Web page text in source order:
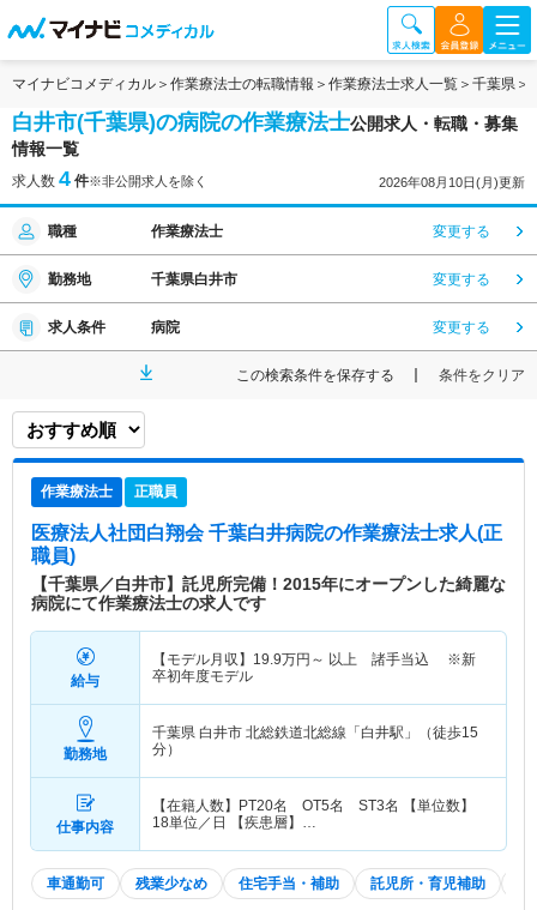
マイナビコメディカル 作業療法士の転職情報 作業療法士求人一覧 千葉県
白井市(千葉県)の病院の作業療法士公開求人・転職・募集
情報一覧
求人数 4 件※非公開求人を除く 2026年08月10日(月)更新
職種 作業療法士 変更する
勤務地 千葉県白井市 変更する
求人条件 病院 変更する
この検索条件を保存する 条件をクリア
作業療法士 正職員
医療法人社団白翔会 千葉白井病院の作業療法士求人(正
職員)
【千葉県／白井市】託児所完備！2015年にオープンした綺麗な
病院にて作業療法士の求人です
給与
【モデル月収】 19.9万円～ 以上 諸手当込 ※新
卒初年度モデル
勤務地
千葉県 白井市 北総鉄道北総線「白井駅」（徒歩15
分）
仕事内容
【在籍人数】PT20名 OT5名 ST3名 【単位数】
18単位／日 【疾患層】…
車通勤可 残業少なめ 住宅手当・補助 託児所・育児補助